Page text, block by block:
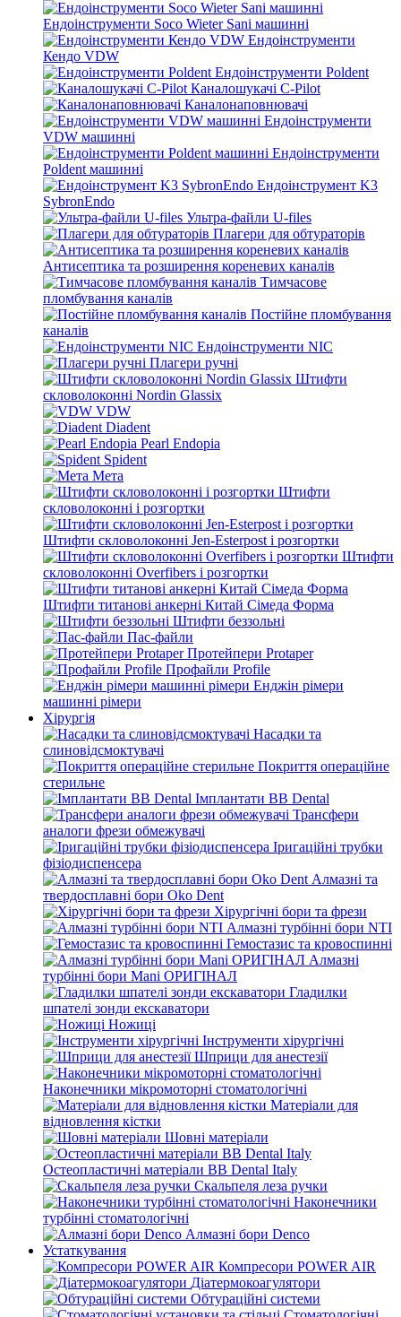
Ендоінструменти Soco Wieter Sani машинні
Ендоінструменти
Кендо VDW
Ендоінструменти Poldent
Каналошукачі C-Pilot
Каналонаповнювачі
Ендоінструменти
VDW машинні
Ендоінструменти
Poldent машинні
Ендоінструмент K3
SybronEndo
Ультра-файли U-files
Плагери для обтураторів
Антисептика та розширення кореневих каналів
Тимчасове
пломбування каналів
Постійне пломбування
каналів
Ендоінструменти NIC
Плагери ручні
Штифти
скловолоконні Nordin Glassix
VDW
Diadent
Pearl Endopia
Spident
Мета
Штифти
скловолоконні і розгортки
Штифти скловолоконні Jen-Esterpost і розгортки
Штифти
скловолоконні Overfibers і розгортки
Штифти титанові анкерні Китай Сімеда Форма
Штифти беззольні
Пас-файли
Протейпери Protaper
Профайли Profile
Енджін рімери
машинні рімери
Хірургія
Насадки та
слиновідсмоктувачі
Покриття операційне
стерильне
Імплантати BB Dental
Трансфери
аналоги фрези обмежувачі
Іригаційні трубки
фізіодиспенсера
Алмазні та
твердосплавні бори Oko Dent
Хірургічні бори та фрези
Алмазні турбінні бори NTI
Гемостазис та кровоспинні
Алмазні
турбінні бори Mani ОРИГІНАЛ
Гладилки
шпателі зонди екскаватори
Ножиці
Інструменти хірургічні
Шприци для анестезії
Наконечники мікромоторні стоматологічні
Матеріали для
відновлення кістки
Шовні матеріали
Остеопластичні матеріали BB Dental Italy
Скальпеля леза ручки
Наконечники
турбінні стоматологічні
Алмазні бори Denco
Устаткування
Компресори POWER AIR
Діатермокоагулятори
Обтураційні системи